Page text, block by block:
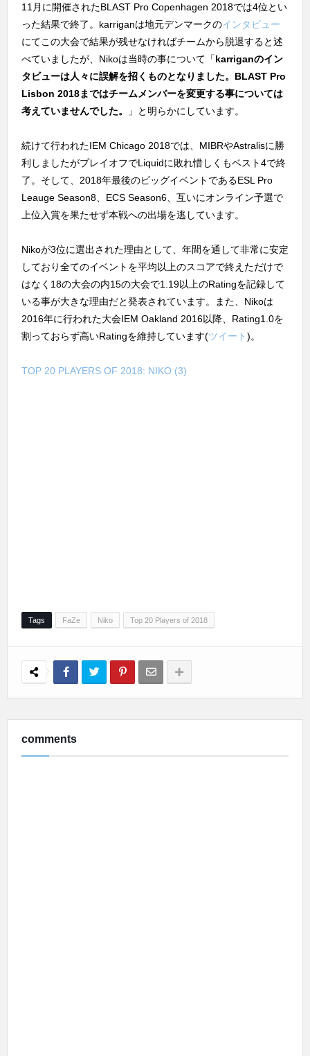
11月に開催されたBLAST Pro Copenhagen 2018では4位とい
った結果で終了。karriganは地元デンマークのインタビュー
にてこの大会で結果が残せなければチームから脱退すると述
べていましたが、Nikoは当時の事について「karriganのイン
タビューは人々に誤解を招くものとなりました。BLAST Pro
Lisbon 2018まではチームメンバーを変更する事については
考えていませんでした。
」と明らかにしています。
続けて行われたIEM Chicago 2018では、MIBRやAstralisに勝
利しましたがプレイオフでLiquidに敗れ惜しくもベスト4で終
了。そして、2018年最後のビッグイベントであるESL Pro
Leauge Season8、ECS Season6、互いにオンライン予選で
上位入賞を果たせず本戦への出場を逃しています。
Nikoが3位に選出された理由として、年間を通して非常に安定
しており全てのイベントを平均以上のスコアで終えただけで
はなく18の大会の内15の大会で1.19以上のRatingを記録して
いる事が大きな理由だと発表されています。また、Nikoは
2016年に行われた大会IEM Oakland 2016以降、Rating1.0を
割っておらず高いRatingを維持しています(ツイート)。
TOP 20 PLAYERS OF 2018: NIKO (3)
Tags FaZe Niko Top 20 Players of 2018
comments